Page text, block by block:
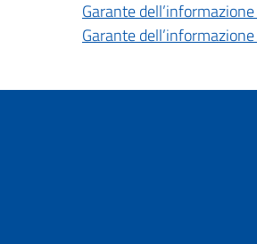
Garante
Garante